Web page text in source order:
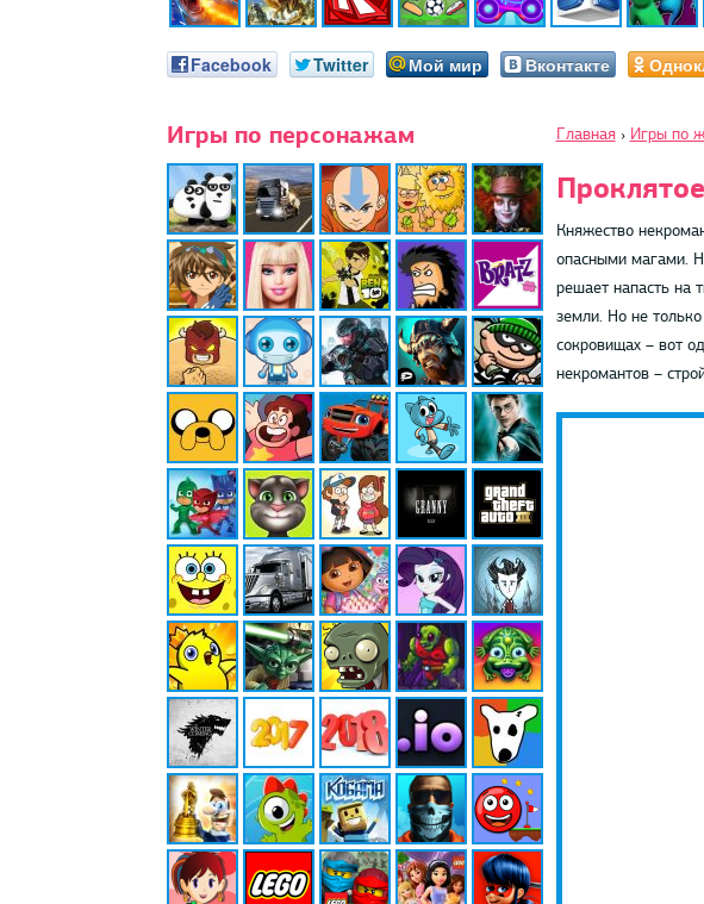
Facebook Twitter Мой мир Вконтакте
Игры по персонажам Главная › Игры по
Княжество
опасными магами.
решает напасть на
земли. Но не
сокровищах – вот
некромантов –